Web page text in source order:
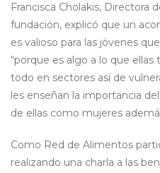
Francisca Cholakis, Directora
fundación, explicó que un
es valioso para las jóvenes
“porque es algo a lo que ellas
todo en sectores así de
les enseñan la importancia
de ellas como mujeres
Como Red de Alimentos
realizando una charla a las